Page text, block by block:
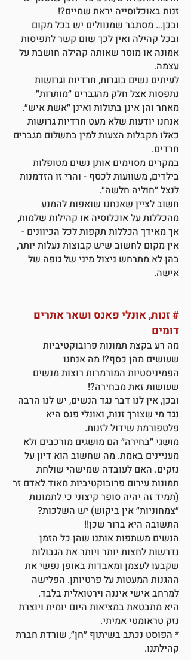
זנות באוכלוסייה יראת שמיים?!
ובכן… מסתבר שמנוולים יש בכל מקום
ובכל קהילה ואין לכך שום קשר לתפיסות
אמונה או מוסר שאותה קהילה חושבת על
עצמה.
לעיתים נשים בוגרות, חרדיות וגרושות
נתפסות אצל חלק מהגברים ״מותרות״
מאחר והן אינן בתולות ואינן ״אשת איש״.
אנחנו יודעות שלא מעט חרדיות גרושות
כאלו מקבלות הצעות למין בתשלום מגברים
חרדים.
במקרים מסוימים אותן נשים מטופלות
בילדים, משוועות לכסף - והרי זו הזדמנות
לנצל ״חוליה חלשה״.
חשוב לציין שאנחנו שואפות להמנע
מהכללות על אוכלוסיה או קהילות שלמות,
אך מאידך הכללות תקפות לכל הכיוונים -
אין מקום לחשוב שיש קבוצות נעלות יותר,
בהן לא מתרחש ניצול מיני של גופה של
אישה.
#זנות, אונלי פאנס ושאר אתרים
דומים
מה רע בקצת תמונות פרובוקטיביות
שעושים מהן כסף?! מה אנחנו
הפמיניסטיות המורמרות רוצות מנשים
שעושות זאת מבחירה?!
ובכן, אין לנו דבר נגד הנשים, יש לנו הרבה
נגד מי שצורך זנות, ואונלי פנס היא
פלטפורמת שידול לזנות.
מושגי ״בחירה״ הם מושגים מורכבים ולא
מעניינים באמת. מה שחשוב הוא דיון על
נזקים. האם לעובדה שמישהי שולחת
תמונות עירום פרובוקטיביות מאוד לאדם זר
(תמיד זה יהיה סופר קיצוני כי לתמונות
״צמחוניות״ אין ביקוש) יש השלכות?
התשובה היא ברור שכן!!
הנשים משתפות אותנו שהן כל הזמן
נדרשות לחצות יותר ויותר את הגבולות
שקבעו לעצמן ומאבדות באופן נפשי את
ההגנות המעטות על פרטיותן. הפלישה
למרחב אישי איננה וירטואלית בלבד.
היא מתבטאת במציאות היום יומית ויוצרת
נזק טראומטי אמיתי.
* הפוסט נכתב בשיתוף ״חן״, שורדת חברת
קהילתנו.